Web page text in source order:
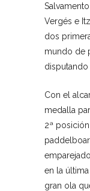
Vergés e
dos
mundo de
disputando
Con el
medalla
2ª
en la
gran ola